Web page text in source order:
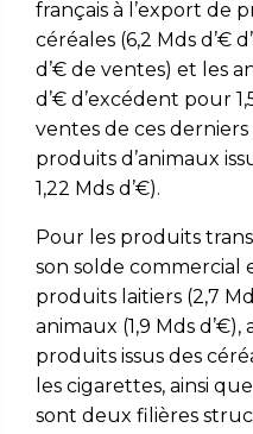
français à l’export de
céréales (6,2 Mds d’€
d’€ de ventes) et les
d’€ d’excédent pour
ventes de ces
produits d’animaux
1,22 Mds d’€).
Pour les produits
son solde commercial
produits laitiers (2,7
animaux (1,9 Mds
produits issus des
les cigarettes, ainsi
sont deux filières